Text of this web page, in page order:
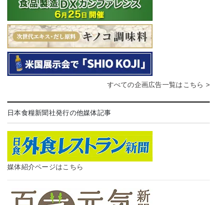
すべての企画広告一覧はこちら >
日本食糧新聞社発行の他媒体記事
媒体紹介ページはこちら